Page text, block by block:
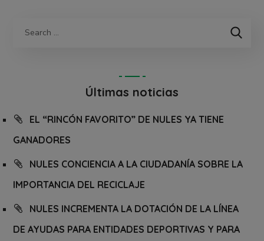
Últimas noticias
EL “RINCÓN FAVORITO” DE NULES YA TIENE
GANADORES
NULES CONCIENCIA A LA CIUDADANÍA SOBRE LA
IMPORTANCIA DEL RECICLAJE
NULES INCREMENTA LA DOTACIÓN DE LA LÍNEA
DE AYUDAS PARA ENTIDADES DEPORTIVAS Y PARA